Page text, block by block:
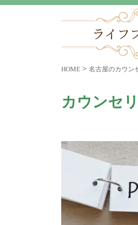
HOME > 名古屋のカウン
カウンセ